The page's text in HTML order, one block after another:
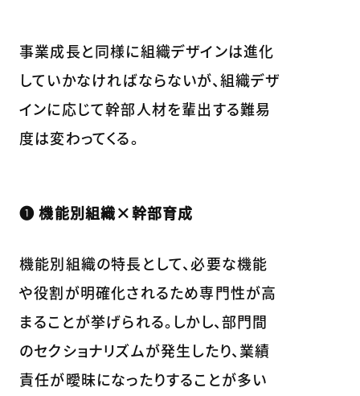
事業成長と同様に組織デザインは進化
していかなければならないが、組織デザ
インに応じて幹部人材を輩出する難易
度は変わってくる。
❶ 機能別組織×幹部育成
機能別組織の特長として、必要な機能
や役割が明確化されるため専門性が高
まることが挙げられる。しかし、部門間
のセクショナリズムが発生したり、業績
責任が曖昧になったりすることが多い